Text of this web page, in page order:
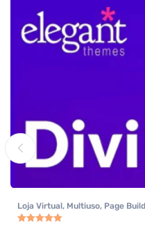
Loja Virtual, Multiuso, Page
os itens, Woocommerce